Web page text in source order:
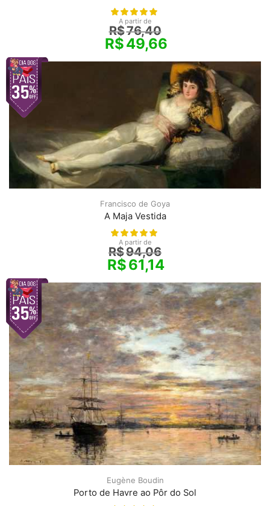
A partir de
R$76,40
R$49,66
Francisco de Goya
A Maja Vestida
A partir de
R$94,06
R$61,14
Eugène Boudin
Porto de Havre ao Pôr do Sol